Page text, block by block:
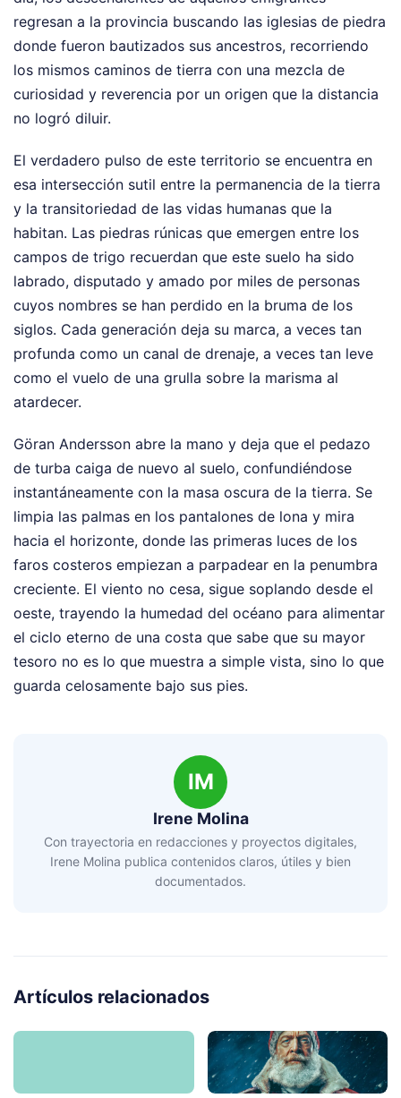
regresan a la provincia buscando las iglesias de piedra
donde fueron bautizados sus ancestros, recorriendo
los mismos caminos de tierra con una mezcla de
curiosidad y reverencia por un origen que la distancia
no logró diluir.
El verdadero pulso de este territorio se encuentra en
esa intersección sutil entre la permanencia de la tierra
y la transitoriedad de las vidas humanas que la
habitan. Las piedras rúnicas que emergen entre los
campos de trigo recuerdan que este suelo ha sido
labrado, disputado y amado por miles de personas
cuyos nombres se han perdido en la bruma de los
siglos. Cada generación deja su marca, a veces tan
profunda como un canal de drenaje, a veces tan leve
como el vuelo de una grulla sobre la marisma al
atardecer.
Göran Andersson abre la mano y deja que el pedazo
de turba caiga de nuevo al suelo, confundiéndose
instantáneamente con la masa oscura de la tierra. Se
limpia las palmas en los pantalones de lona y mira
hacia el horizonte, donde las primeras luces de los
faros costeros empiezan a parpadear en la penumbra
creciente. El viento no cesa, sigue soplando desde el
oeste, trayendo la humedad del océano para alimentar
el ciclo eterno de una costa que sabe que su mayor
tesoro no es lo que muestra a simple vista, sino lo que
guarda celosamente bajo sus pies.
IM
Irene Molina
Con trayectoria en redacciones y proyectos digitales,
Irene Molina publica contenidos claros, útiles y bien
documentados.
Artículos relacionados